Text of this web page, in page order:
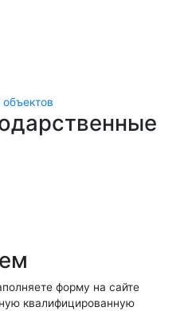
форму на сайте
квалифицированную